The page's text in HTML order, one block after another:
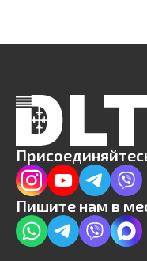
Пишите нам в